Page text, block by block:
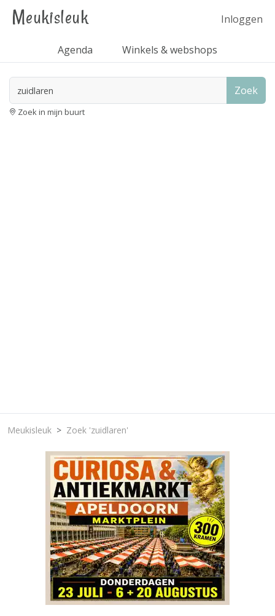
Meukisleuk Inloggen
Agenda Winkels & webshops
Zoek
Zoek in mijn buurt
Meukisleuk Zoek 'zuidlaren'